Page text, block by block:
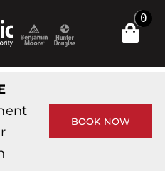
0
BOOK NOW